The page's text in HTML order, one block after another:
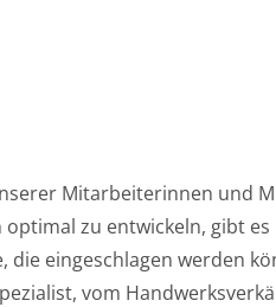
Mitarbeiterinnen und
zu entwickeln, gibt es
die eingeschlagen werden
vom